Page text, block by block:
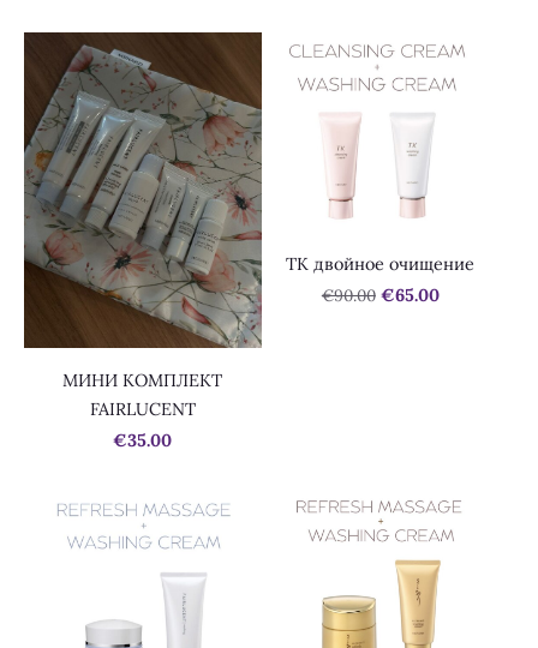
МИНИ КОМПЛЕКТ
FAIRLUCENT
€35.00
TK двойное очищение
€90.00 €65.00